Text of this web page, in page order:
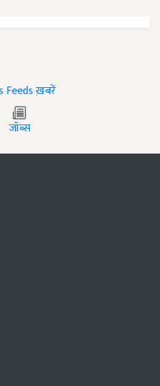
ख़बरें
जॉब्स